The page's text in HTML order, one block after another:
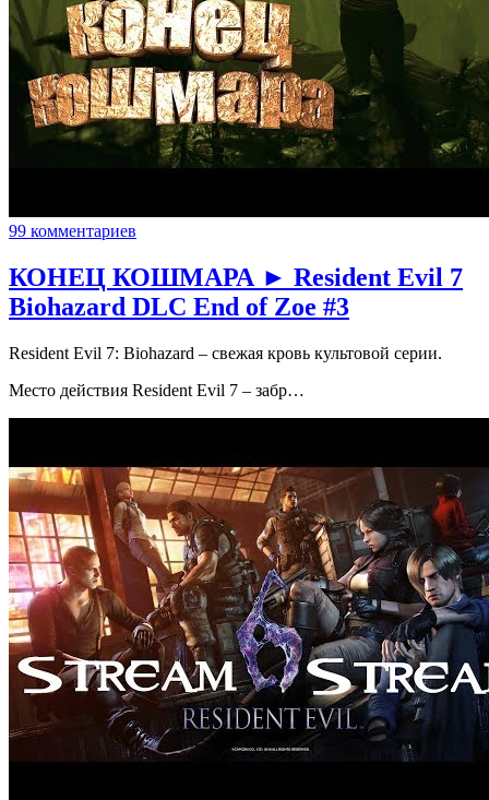
99 комментариев
КОНЕЦ КОШМАРА ► Resident Evil 7
Biohazard DLC End of Zoe #3
Resident Evil 7: Biohazard – свежая кровь культовой серии.
Место действия Resident Evil 7 – забр…